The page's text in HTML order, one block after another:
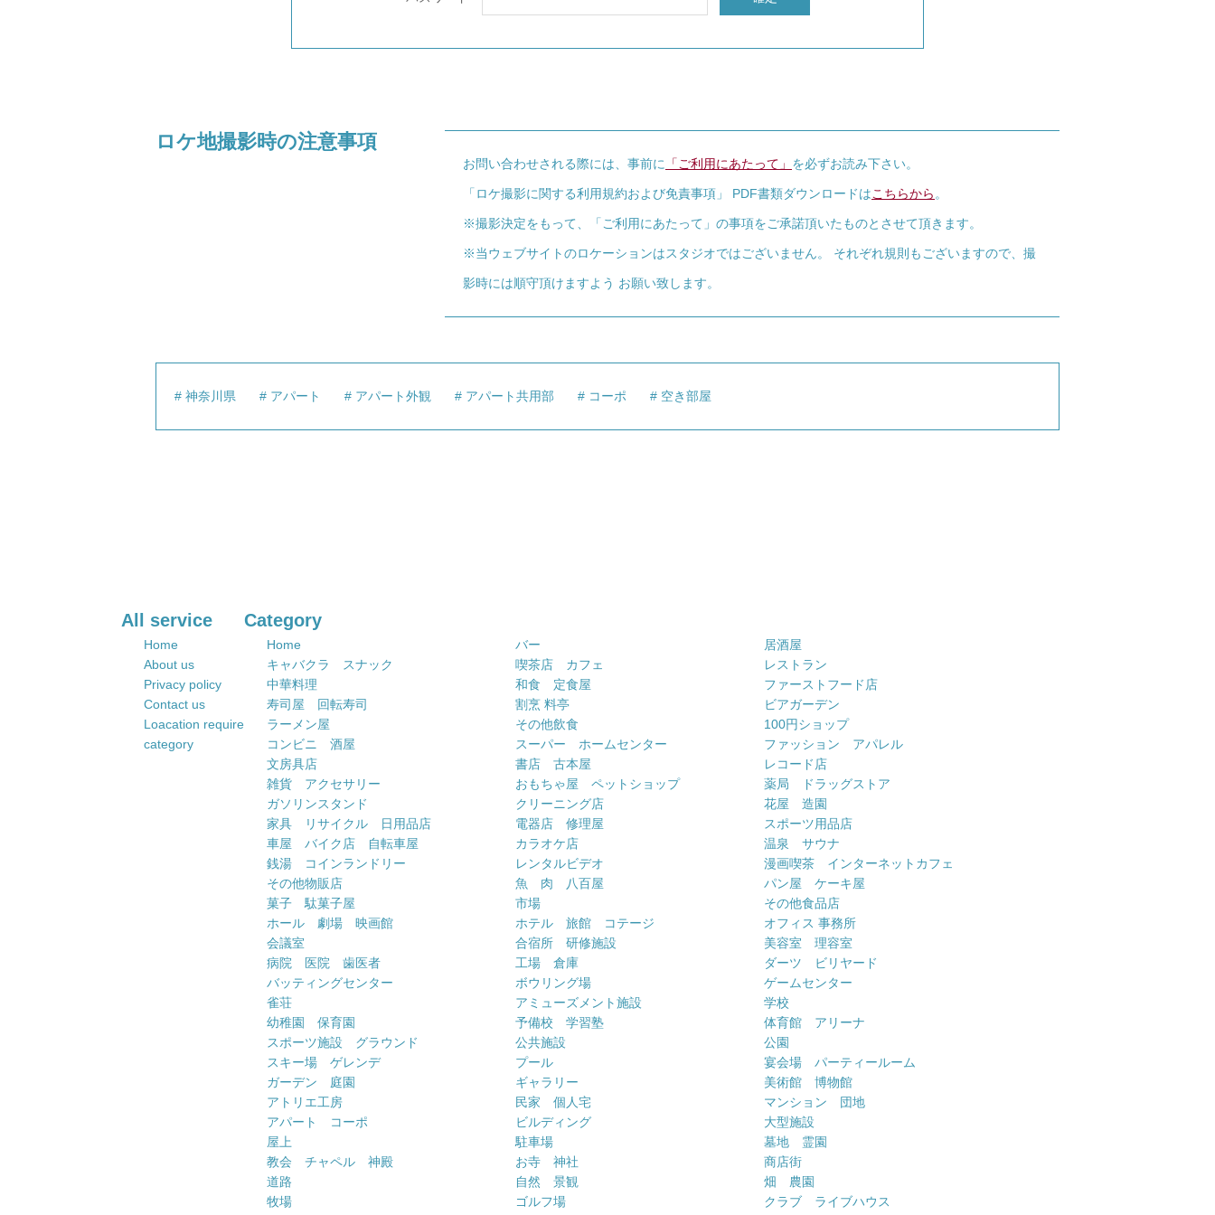
ロケ地撮影時の注意事項
お問い合わせされる際には、事前に 「ご利用にあたって」 を必ずお読み下さい。
「ロケ撮影に関する利用規約および免責事項」 PDF書類ダウンロードはこちらから 。
※撮影決定をもって、「ご利用にあたって」の事項をご承諾頂いたものとさせて頂きます。
※当ウェブサイトのロケーションはスタジオではございません。 それぞれ規則もございますので、撮
影時には順守頂けますよう お願い致します。
神奈川県 アパート アパート外観 アパート共用部 コーポ 空き部屋
All service
Home
About us
Privacy policy
Contact us
Loacation require
category
Category
Home バー
居酒屋
キャバクラ スナック
喫茶店 カフェ
レストラン
中華料理
和食 定食屋
ファーストフード店
寿司屋 回転寿司
割烹 料亭
ビアガーデン
ラーメン屋
その他飲食
100円ショップ
コンビニ 酒屋
スーパー ホームセンター
ファッション アパレル
文房具店
書店 古本屋
レコード店
雑貨 アクセサリー
おもちゃ屋 ペットショップ
薬局 ドラッグストア
ガソリンスタンド
クリーニング店
花屋 造園
家具 リサイクル 日用品店
電器店 修理屋
スポーツ用品店
車屋 バイク店 自転車屋
カラオケ店
温泉 サウナ
銭湯 コインランドリー
レンタルビデオ
漫画喫茶 インターネットカフェ
その他物販店
魚 肉 八百屋
パン屋 ケーキ屋
菓子 駄菓子屋
市場
その他食品店
ホール 劇場 映画館
ホテル 旅館 コテージ
オフィス 事務所
会議室
合宿所 研修施設
美容室 理容室
病院 医院 歯医者
工場 倉庫
ダーツ ビリヤード
バッティングセンター
ボウリング場
ゲームセンター
雀荘
アミューズメント施設
学校
幼稚園 保育園
予備校 学習塾
体育館 アリーナ
スポーツ施設 グラウンド
公共施設
公園
スキー場 ゲレンデ
プール
宴会場 パーティールーム
ガーデン 庭園
ギャラリー
美術館 博物館
アトリエ工房
民家 個人宅
マンション 団地
アパート コーポ
ビルディング
大型施設
屋上
駐車場
墓地 霊園
教会 チャペル 神殿
お寺 神社
商店街
道路
自然 景観
畑 農園
牧場
ゴルフ場
クラブ ライブハウス